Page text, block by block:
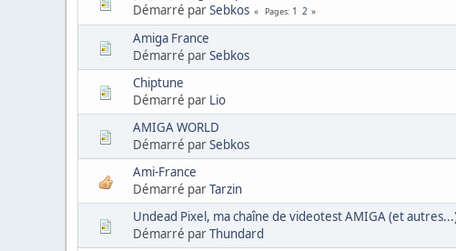
Démarré parSebkos Pages 1 2
Amiga France
Démarré parSebkos
Chiptune
Démarré par Lio
AMIGA WORLD
Démarré parSebkos
Ami-France
Démarré parTarzin
Undead Pixel, ma chaîne de videotest AMIGA (et
Démarré parThundard